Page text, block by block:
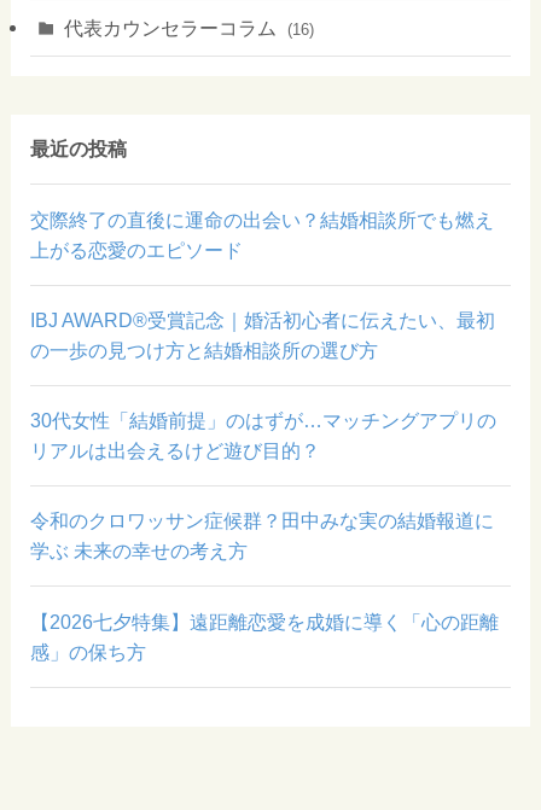
代表カウンセラーコラム (16)
最近の投稿
交際終了の直後に運命の出会い？結婚相談所でも燃え
上がる恋愛のエピソード
IBJ AWARD®受賞記念｜婚活初心者に伝えたい、最初
の一歩の見つけ方と結婚相談所の選び方
30代女性「結婚前提」のはずが…マッチングアプリの
リアルは出会えるけど遊び目的？
令和のクロワッサン症候群？田中みな実の結婚報道に
学ぶ 未来の幸せの考え方
【2026七夕特集】遠距離恋愛を成婚に導く「心の距離
感」の保ち方